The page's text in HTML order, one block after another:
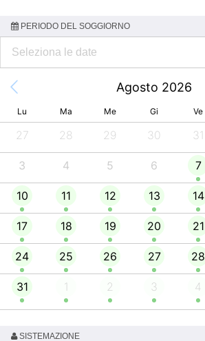
PERIODO DEL SOGGIORNO
Agosto 2026
Lu Ma Me Gi Ve
27 28 29 30 31
3 4 5 6 7
10 11 12 13 14
17 18 19 20 21
24 25 26 27 28
31 1 2 3 4
SISTEMAZIONE